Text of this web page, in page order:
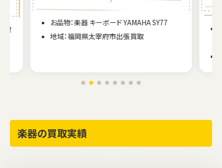
62
お品物：楽器 キーボード YAMAHA SY77
地域：福岡県太宰府市出張買取
楽器の買取実績